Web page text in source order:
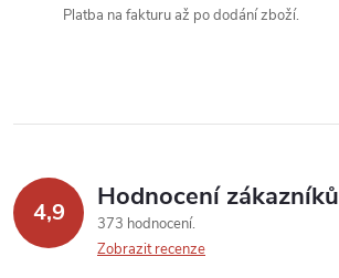
v
k
y
Platba na fakturu až po dodání zboží.
4,9 Hodnocení zákazníků
373 hodnocení
Zobrazit recenze